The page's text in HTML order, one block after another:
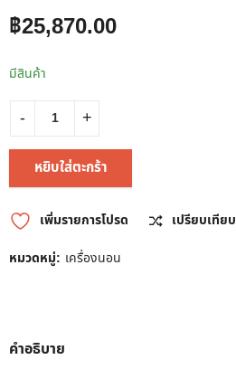
฿25,870.00
มีสินค้า
หยิบใส่ตะกร้า
เพิ่มรายการโปรด
เปรียบเทียบ
หมวดหมู่: เครื่องนอน
คำอธิบาย